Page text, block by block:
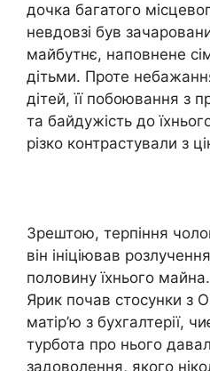
дочка багатого
невдовзі був
майбутнє, наповнене
дітьми. Проте
дітей, її побоювання з
та байдужість до
різко контрастували з
Зрештою, терпіння
він ініціював
половину їхнього
Ярик почав стосунки з
матір’ю з бухгалтерії,
турбота про нього
задоволення, якого